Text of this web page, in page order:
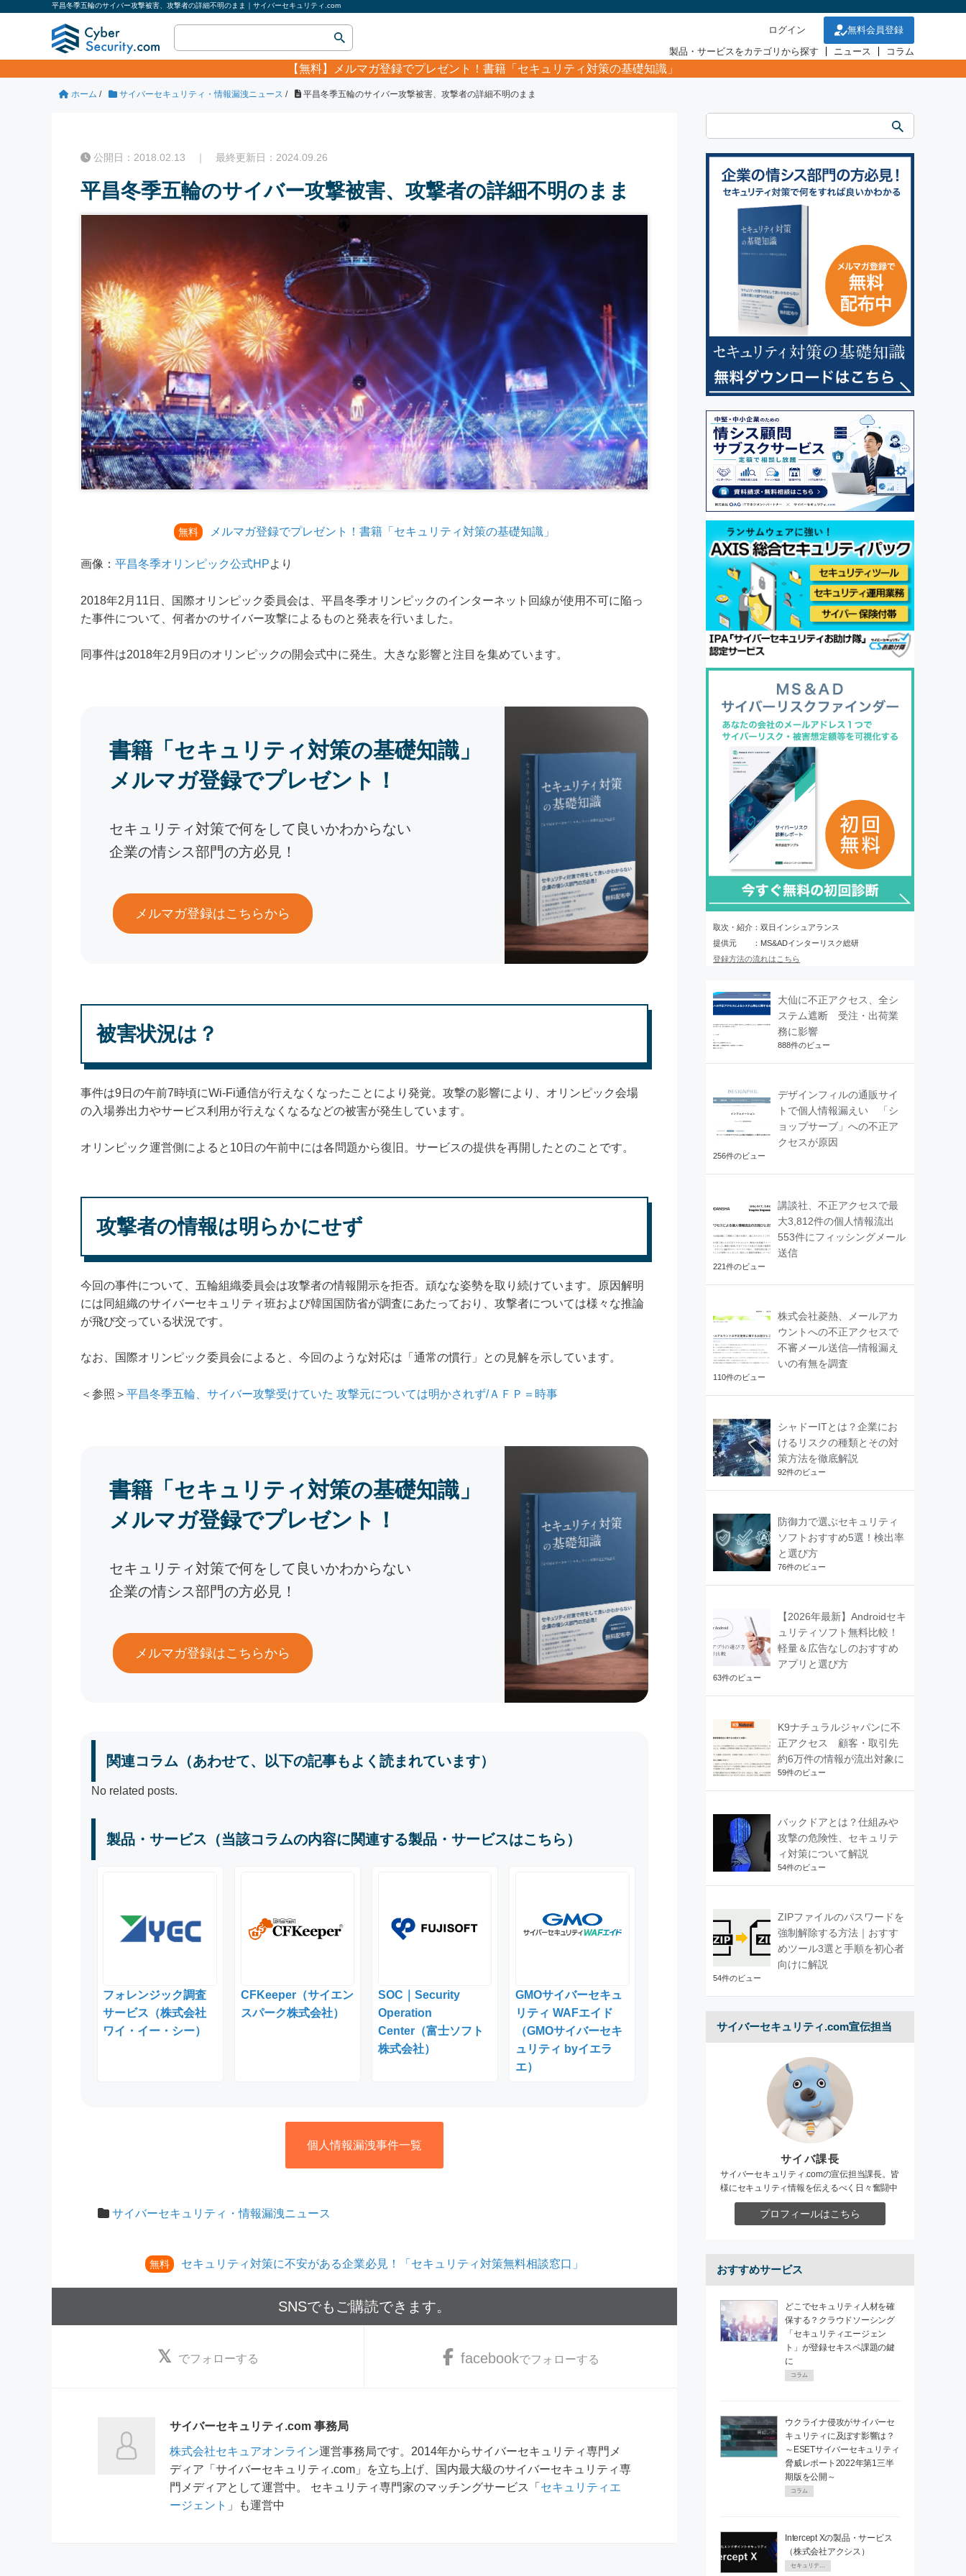
平昌冬季五輪のサイバー攻撃被害、攻撃者の詳細不明のまま｜サイバーセキュリティ.com
ログイン
無料会員登録
製品・サービスをカテゴリから探す
ニュース コラム
【無料】 メルマガ登録でプレゼント！書籍「セキュリティ対策の基礎知識」
ホーム / サイバーセキュリティ・情報漏洩ニュース / 平昌冬季五輪のサイバー攻撃被害、攻撃者の詳細不明のまま
公開日：2018.02.13 ｜ 最終更新日：2024.09.26
平昌冬季五輪のサイバー攻撃被害、攻撃者の詳細不明のまま
無料 メルマガ登録でプレゼント！書籍「セキュリティ対策の基礎知識」
画像： 平昌冬季オリンピック公式HPより
2018年2月11日、国際オリンピック委員会は、平昌冬季オリンピックのインターネット回線が使用不可に陥っ
た事件について、何者かのサイバー攻撃によるものと発表を行いました。
同事件は2018年2月9日のオリンピックの開会式中に発生。大きな影響と注目を集めています。
書籍「セキュリティ対策の基礎知識」
メルマガ登録でプレゼント！
セキュリティ対策で何をして良いかわからない
企業の情シス部門の方必見！
メルマガ登録はこちらから
被害状況は？
事件は9日の午前7時頃にWi-Fi通信が行えなくなったことにより発覚。攻撃の影響により、オリンピック会場
の入場券出力やサービス利用が行えなくなるなどの被害が発生しています。
オリンピック運営側によると10日の午前中には各問題から復旧。サービスの提供を再開したとのことです。
攻撃者の情報は明らかにせず
今回の事件について、五輪組織委員会は攻撃者の情報開示を拒否。頑なな姿勢を取り続けています。原因解明
には同組織のサイバーセキュリティ班および韓国国防省が調査にあたっており、攻撃者については様々な推論
が飛び交っている状況です。
なお、国際オリンピック委員会によると、今回のような対応は「通常の慣行」との見解を示しています。
＜参照＞ 平昌冬季五輪、サイバー攻撃受けていた 攻撃元については明かされず/ＡＦＰ＝時事
書籍「セキュリティ対策の基礎知識」
メルマガ登録でプレゼント！
セキュリティ対策で何をして良いかわからない
企業の情シス部門の方必見！
メルマガ登録はこちらから
関連コラム（あわせて、以下の記事もよく読まれています）
No related posts.
製品・サービス（当該コラムの内容に関連する製品・サービスはこちら）
フォレンジック調査
サービス（株式会社
ワイ・イー・シー）
CFKeeper（サイエン
スパーク株式会社）
SOC｜Security
Operation
Center（富士ソフト
株式会社）
GMOサイバーセキュ
リティ WAFエイド
（GMOサイバーセキ
ュリティ byイエラ
エ）
個人情報漏洩事件一覧
サイバーセキュリティ・情報漏洩ニュース
無料 セキュリティ対策に不安がある企業必見！「セキュリティ対策無料相談窓口」
SNSでもご購読できます。
でフォローする facebookでフォローする
サイバーセキュリティ.com 事務局
株式会社セキュアオンライン運営事務局です。2014年からサイバーセキュリティ専門メ
ディア「サイバーセキュリティ.com」を立ち上げ、国内最大級のサイバーセキュリティ専
門メディアとして運営中。 セキュリティ専門家のマッチングサービス「 セキュリティエ
ージェント 」も運営中
取次・紹介：双日インシュアランス
提供元 ：MS&ADインターリスク総研
登録方法の流れはこちら
大仙に不正アクセス、全シ
ステム遮断 受注・出荷業
務に影響
888件のビュー
デザインフィルの通販サイ
トで個人情報漏えい 「シ
ョップサーブ」への不正ア
クセスが原因
256件のビュー
講談社、不正アクセスで最
大3,812件の個人情報流出
553件にフィッシングメール
送信
221件のビュー
株式会社菱熱、メールアカ
ウントへの不正アクセスで
不審メール送信―情報漏え
いの有無を調査
110件のビュー
シャドーITとは？企業にお
けるリスクの種類とその対
策方法を徹底解説
92件のビュー
防御力で選ぶセキュリティ
ソフトおすすめ5選！検出率
と選び方
76件のビュー
【2026年最新】Androidセキ
ュリティソフト無料比較！
軽量＆広告なしのおすすめ
アプリと選び方
63件のビュー
K9ナチュラルジャパンに不
正アクセス 顧客・取引先
約6万件の情報が流出対象に
59件のビュー
バックドアとは？仕組みや
攻撃の危険性、セキュリテ
ィ対策について解説
54件のビュー
ZIPファイルのパスワードを
強制解除する方法｜おすす
めツール3選と手順を初心者
向けに解説
54件のビュー
サイバーセキュリティ.com宣伝担当
サイバ課長
サイバーセキュリティ.comの宣伝担当課長。皆
様にセキュリティ情報を伝えるべく日々奮闘中
プロフィールはこちら
おすすめサービス
どこでセキュリティ人材を確
保する？クラウドソーシング
「セキュリティエージェン
ト」が登録セキスペ課題の鍵
に
コラム
ウクライナ侵攻がサイバーセ
キュリティに及ぼす影響は？
～ESETサイバーセキュリティ
脅威レポート2022年第1三半
期版を公開～
コラム
Intercept Xの製品・サービス
（株式会社アクシス）
セキュリティPR